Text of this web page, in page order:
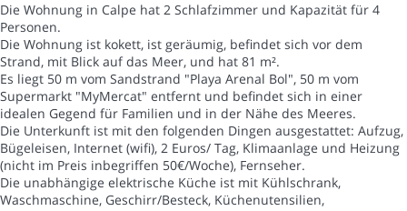
Die Wohnung in Calpe hat 2 Schlafzimmer und Kapazität für 4
Personen.
Die Wohnung ist kokett, ist geräumig, befindet sich vor dem
Strand, mit Blick auf das Meer, und hat 81 m².
Es liegt 50 m vom Sandstrand "Playa Arenal Bol", 50 m vom
Supermarkt "MyMercat" entfernt und befindet sich in einer
idealen Gegend für Familien und in der Nähe des Meeres.
Die Unterkunft ist mit den folgenden Dingen ausgestattet: Aufzug,
Bügeleisen, Internet (wifi), 2 Euros/ Tag, Klimaanlage und Heizung
(nicht im Preis inbegriffen 50€/Woche), Fernseher.
Die unabhängige elektrische Küche ist mit Kühlschrank,
Waschmaschine, Geschirr/Besteck, Küchenutensilien,